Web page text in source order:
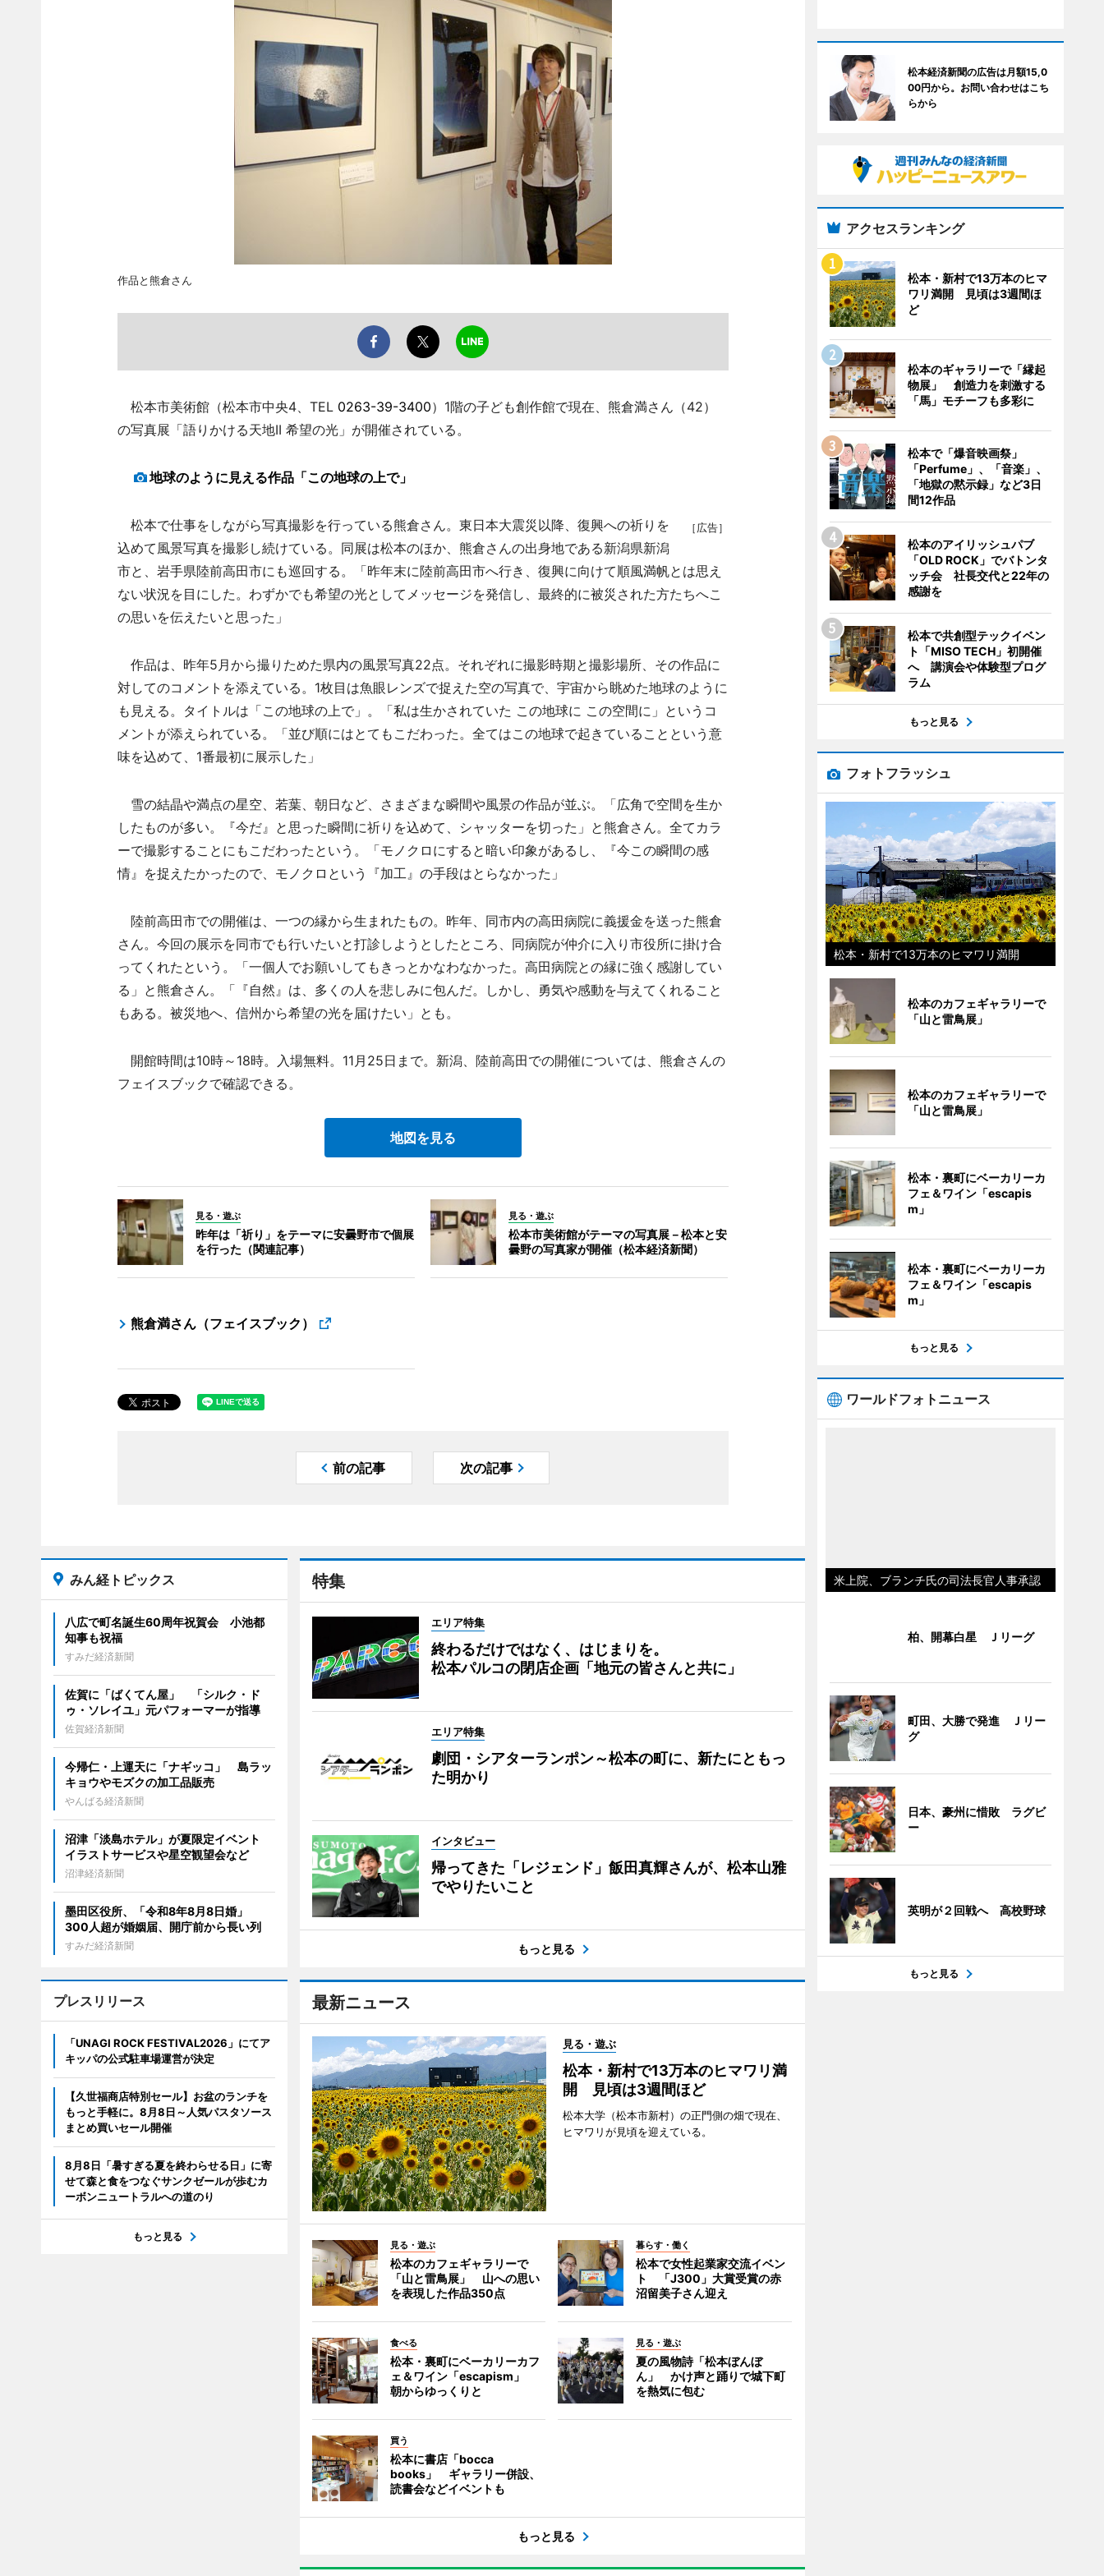
作品と熊倉さん
松本市美術館（松本市中央4、TEL 0263-39-3400）1階の子ども創作館で現在、熊倉満さん（42）
の写真展「語りかける天地II 希望の光」が開催されている。
地球のように見える作品「この地球の上で」
［広告］
松本で仕事をしながら写真撮影を行っている熊倉さん。東日本大震災以降、復興への祈りを
込めて風景写真を撮影し続けている。同展は松本のほか、熊倉さんの出身地である新潟県新潟
市と、岩手県陸前高田市にも巡回する。「昨年末に陸前高田市へ行き、復興に向けて順風満帆とは思え
ない状況を目にした。わずかでも希望の光としてメッセージを発信し、最終的に被災された方たちへこ
の思いを伝えたいと思った」
作品は、昨年5月から撮りためた県内の風景写真22点。それぞれに撮影時期と撮影場所、その作品に
対してのコメントを添えている。1枚目は魚眼レンズで捉えた空の写真で、宇宙から眺めた地球のように
も見える。タイトルは「この地球の上で」。「私は生かされていた この地球に この空間に」というコ
メントが添えられている。「並び順にはとてもこだわった。全てはこの地球で起きていることという意
味を込めて、1番最初に展示した」
雪の結晶や満点の星空、若葉、朝日など、さまざまな瞬間や風景の作品が並ぶ。「広角で空間を生か
したものが多い。『今だ』と思った瞬間に祈りを込めて、シャッターを切った」と熊倉さん。全てカラ
ーで撮影することにもこだわったという。「モノクロにすると暗い印象があるし、『今この瞬間の感
情』を捉えたかったので、モノクロという『加工』の手段はとらなかった」
陸前高田市での開催は、一つの縁から生まれたもの。昨年、同市内の高田病院に義援金を送った熊倉
さん。今回の展示を同市でも行いたいと打診しようとしたところ、同病院が仲介に入り市役所に掛け合
ってくれたという。「一個人でお願いしてもきっとかなわなかった。高田病院との縁に強く感謝してい
る」と熊倉さん。「『自然』は、多くの人を悲しみに包んだ。しかし、勇気や感動を与えてくれること
もある。被災地へ、信州から希望の光を届けたい」とも。
開館時間は10時～18時。入場無料。11月25日まで。新潟、陸前高田での開催については、熊倉さんの
フェイスブックで確認できる。
地図を見る
見る・遊ぶ
昨年は「祈り」をテーマに安曇野市で個展
を行った（関連記事）
見る・遊ぶ
松本市美術館がテーマの写真展－松本と安
曇野の写真家が開催（松本経済新聞）
熊倉満さん（フェイスブック）
前の記事 次の記事
特集
エリア特集
終わるだけではなく、はじまりを。
松本パルコの閉店企画「地元の皆さんと共に」
エリア特集
劇団・シアターランポン～松本の町に、新たにともっ
た明かり
インタビュー
帰ってきた「レジェンド」飯田真輝さんが、松本山雅
でやりたいこと
もっと見る
最新ニュース
見る・遊ぶ
松本・新村で13万本のヒマワリ満
開 見頃は3週間ほど
松本大学（松本市新村）の正門側の畑で現在、
ヒマワリが見頃を迎えている。
見る・遊ぶ
松本のカフェギャラリーで
「山と雷鳥展」 山への思い
を表現した作品350点
暮らす・働く
松本で女性起業家交流イベン
ト 「J300」大賞受賞の赤
沼留美子さん迎え
食べる
松本・裏町にベーカリーカフ
ェ＆ワイン「escapism」
朝からゆっくりと
見る・遊ぶ
夏の風物詩「松本ぼんぼ
ん」 かけ声と踊りで城下町
を熱気に包む
買う
松本に書店「bocca
books」 ギャラリー併設、
読書会などイベントも
もっと見る
みん経トピックス
八広で町名誕生60周年祝賀会 小池都
知事も祝福
すみだ経済新聞
佐賀に「ばくてん屋」 「シルク・ド
ゥ・ソレイユ」元パフォーマーが指導
佐賀経済新聞
今帰仁・上運天に「ナギッコ」 島ラッ
キョウやモズクの加工品販売
やんばる経済新聞
沼津「淡島ホテル」が夏限定イベント
イラストサービスや星空観望会など
沼津経済新聞
墨田区役所、「令和8年8月8日婚」
300人超が婚姻届、開庁前から長い列
すみだ経済新聞
プレスリリース
「UNAGI ROCK FESTIVAL2026」にてア
キッパの公式駐車場運営が決定
【久世福商店特別セール】お盆のランチを
もっと手軽に。8月8日～人気パスタソース
まとめ買いセール開催
8月8日「暑すぎる夏を終わらせる日」に寄
せて森と食をつなぐサンクゼールが歩むカ
ーボンニュートラルへの道のり
もっと見る
松本経済新聞の広告は月額15,0
00円から。お問い合わせはこち
らから
アクセスランキング
松本・新村で13万本のヒマ
ワリ満開 見頃は3週間ほ
ど
松本のギャラリーで「縁起
物展」 創造力を刺激する
「馬」モチーフも多彩に
松本で「爆音映画祭」
「Perfume」、「音楽」、
「地獄の黙示録」など3日
間12作品
松本のアイリッシュパブ
「OLD ROCK」でバトンタ
ッチ会 社長交代と22年の
感謝を
松本で共創型テックイベン
ト「MISO TECH」初開催
へ 講演会や体験型プログ
ラム
もっと見る
フォトフラッシュ
松本・新村で13万本のヒマワリ満開
松本のカフェギャラリーで
「山と雷鳥展」
松本のカフェギャラリーで
「山と雷鳥展」
松本・裏町にベーカリーカ
フェ＆ワイン「escapis
m」
松本・裏町にベーカリーカ
フェ＆ワイン「escapis
m」
もっと見る
ワールドフォトニュース
米上院、ブランチ氏の司法長官人事承認
柏、開幕白星 Ｊリーグ
町田、大勝で発進 Ｊリー
グ
日本、豪州に惜敗 ラグビ
ー
英明が２回戦へ 高校野球
もっと見る